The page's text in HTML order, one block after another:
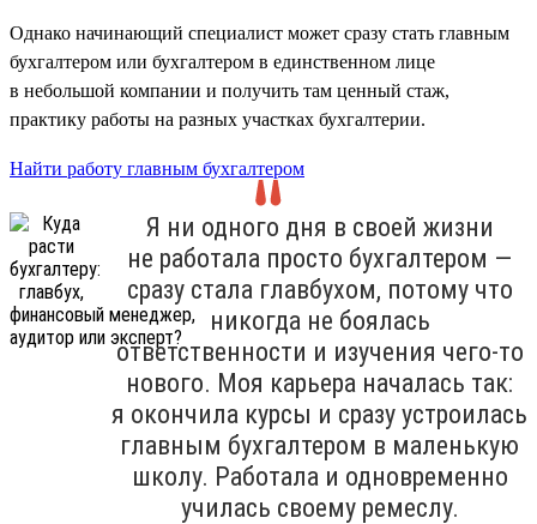
Однако начинающий специалист может сразу стать главным
бухгалтером или бухгалтером в единственном лице
в небольшой компании и получить там ценный стаж,
практику работы на разных участках бухгалтерии.
Найти работу главным бухгалтером
Я ни одного дня в своей жизни
не работала просто бухгалтером —
сразу стала главбухом, потому что
никогда не боялась
ответственности и изучения чего-то
нового. Моя карьера началась так:
я окончила курсы и сразу устроилась
главным бухгалтером в маленькую
школу. Работала и одновременно
училась своему ремеслу.